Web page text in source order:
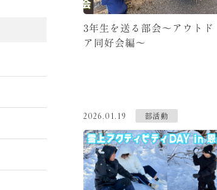
3年生を送る部会～アウトド
ア同好会編～
2026.01.19 部活動